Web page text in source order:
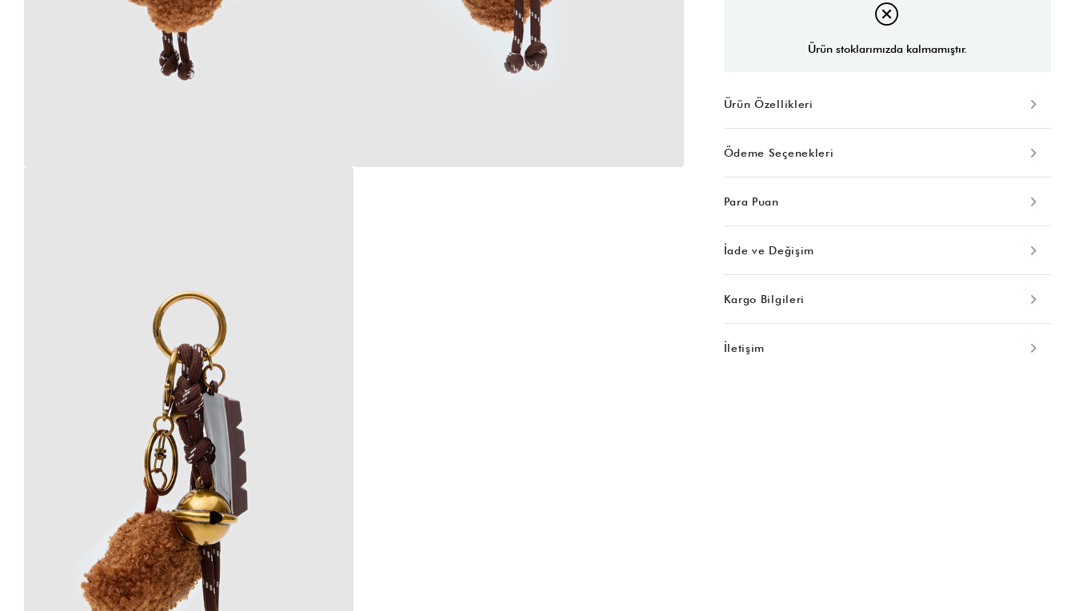
Ürün stoklarımızda kalmamıştır.
Ürün Özellikleri
Ödeme Seçenekleri
Para Puan
İade ve Değişim
Kargo Bilgileri
İletişim